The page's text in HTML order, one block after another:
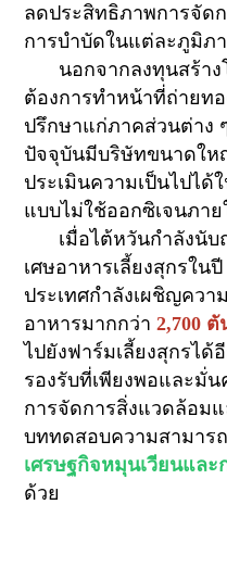
ลดประสิทธิภาพการจัด
การบำบัดในแต่ละภูมิภ
นอกจากลงทุนสร้าง
ต้องการทำหน้าที่ถ่ายท
ปรึกษาแก่ภาคส่วนต่าง
ปัจจุบันมีบริษัทขนาดให
ประเมินความเป็นไปได้
แบบไม่ใช้ออกซิเจนภาย
เมื่อไต้หวันกำลังนั
เศษอาหารเลี้ยงสุกรในปี
ประเทศกำลังเผชิญควา
อาหารมากกว่า2,700 ตั
ไปยังฟาร์มเลี้ยงสุกรได้
รองรับที่เพียงพอและมั่น
การจัดการสิ่งแวดล้อม
บททดสอบความสามาร
เศรษฐกิจหมุนเวียนแล
ด้วย